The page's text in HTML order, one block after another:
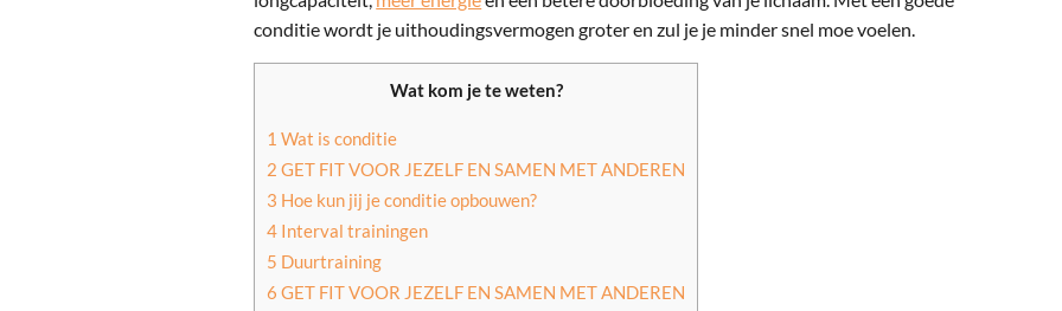
conditie wordt je uithoudingsvermogen groter en zul je je minder snel moe voelen.
Wat kom je te weten?
1 Wat is conditie
2 GET FIT VOOR JEZELF EN SAMEN MET ANDEREN
3 Hoe kun jij je conditie opbouwen?
4 Interval trainingen
5 Duurtraining
6 GET FIT VOOR JEZELF EN SAMEN MET ANDEREN